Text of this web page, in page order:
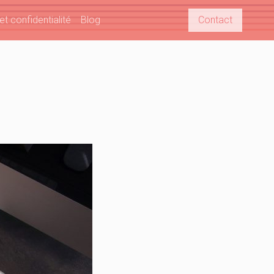
confidentialité Blog Contact